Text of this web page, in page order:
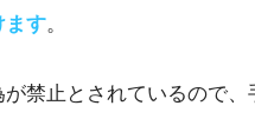
ます。
禁止とされているので